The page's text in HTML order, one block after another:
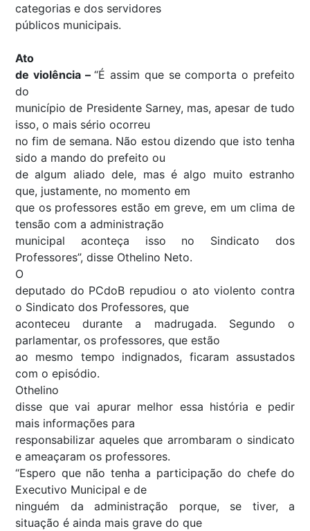
categorias e dos servidores
públicos municipais.
Ato
de violência –“É assim que se comporta o prefeito
do
município de Presidente Sarney, mas, apesar de tudo
isso, o mais sério ocorreu
no fim de semana. Não estou dizendo que isto tenha
sido a mando do prefeito ou
de algum aliado dele, mas é algo muito estranho
que, justamente, no momento em
que os professores estão em greve, em um clima de
tensão com a administração
municipal aconteça isso no Sindicato dos
Professores”, disse Othelino Neto.
O
deputado do PCdoB repudiou o ato violento contra
o Sindicato dos Professores, que
aconteceu durante a madrugada. Segundo o
parlamentar, os professores, que estão
ao mesmo tempo indignados, ficaram assustados
com o episódio.
Othelino
disse que vai apurar melhor essa história e pedir
mais informações para
responsabilizar aqueles que arrombaram o sindicato
e ameaçaram os professores.
“Espero que não tenha a participação do chefe do
Executivo Municipal e de
ninguém da administração porque, se tiver, a
situação é ainda mais grave do que